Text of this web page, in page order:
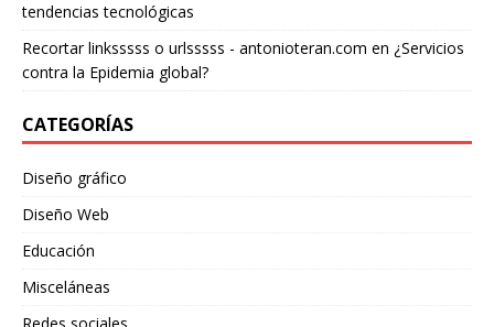
tendencias tecnológicas
Recortar linksssss o urlsssss - antonioteran.com en ¿Servicios
contra la Epidemia global?
CATEGORÍAS
Diseño gráfico
Diseño Web
Educación
Misceláneas